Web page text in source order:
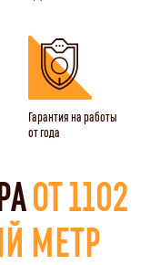
Гарантия на работы
от года
ОТ 1102
МЕТР